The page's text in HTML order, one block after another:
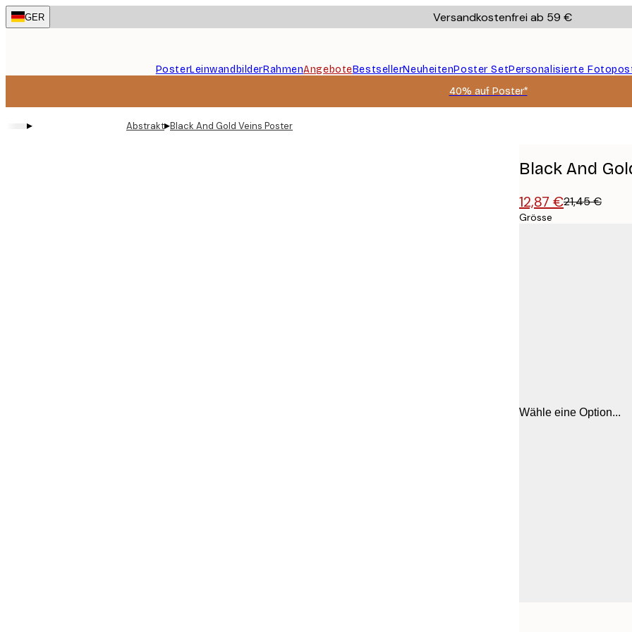
Skip
to
GER Versandkostenfrei ab 59 €
PosterLeinwandbilderRahmenAngeboteBestsellerNeuheitenPoster SetPersonalisierte
40% auf Poster*
▸ Abstrakt▸Black And Gold Veins Poster
Black And
12,87 €21,45 €
Grösse
Wähle eine Option...